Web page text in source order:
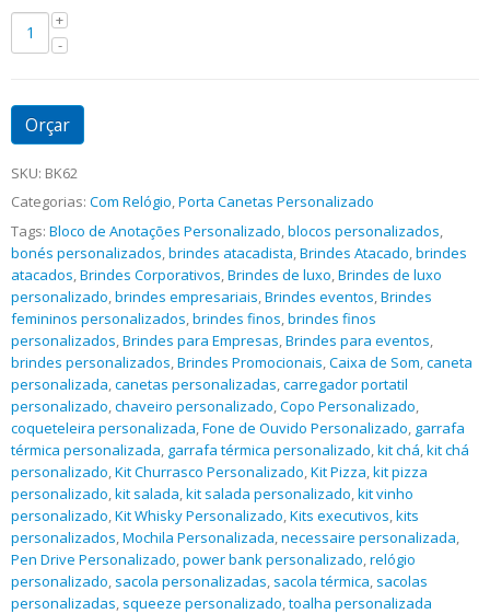
Orçar
SKU: BK62
Categorias: Com Relógio,Porta Canetas Personalizado
Tags: Bloco de Anotações Personalizado,blocos personalizados,
bonés personalizados,brindes atacadista,Brindes Atacado,brindes
atacados,Brindes Corporativos,Brindes de luxo,Brindes de luxo
personalizado,brindes empresariais,Brindes eventos,Brindes
femininos personalizados,brindes finos,brindes finos
personalizados,Brindes para Empresas,Brindes para eventos,
brindes personalizados,Brindes Promocionais,Caixa de Som,caneta
personalizada,canetas personalizadas,carregador portatil
personalizado,chaveiro personalizado,Copo Personalizado,
coqueteleira personalizada,Fone de Ouvido Personalizado, garrafa
térmica personalizada, garrafa térmica personalizado,kit chá,kit chá
personalizado,Kit Churrasco Personalizado,Kit Pizza,kit pizza
personalizado,kit salada,kit salada personalizado,kit vinho
personalizado,Kit Whisky Personalizado,Kits executivos,kits
personalizados,Mochila Personalizada,necessaire personalizada,
Pen Drive Personalizado,power bank personalizado,relógio
personalizado, sacola personalizadas, sacola térmica, sacolas
personalizadas, squeeze personalizado,toalha personalizada